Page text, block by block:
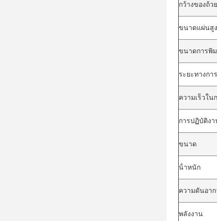
กว้างของถ้ว
ขนาดแผ่นสู
ขนาดการพิ
ระยะทางกา
ความเร็วใ
การปฏิบัติง
ขนาด
น้ําหนัก
ความดันอา
พลังงาน